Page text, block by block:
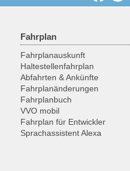
Fahrplan
Fahrplanauskunft
Haltestellenfahrplan
Abfahrten & Ankünfte
Fahrplanänderungen
Fahrplanbuch
VVO mobil
Fahrplan für Entwickler
Sprachassistent Alexa